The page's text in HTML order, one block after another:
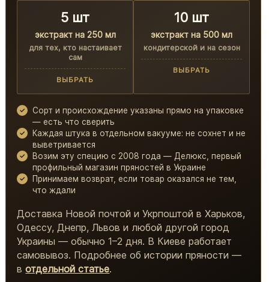
5 шт
экстракт на 250 мл
для тех, кто настаивает
сам
ВЫБРАТЬ
10 шт
экстракт на 500 мл
кондитерской и на сезон
ВЫБРАТЬ
Сорт и происхождение указаны прямо на упаковке
— есть что сверить
Каждая штука в отдельном вакууме: не сохнет и не
выветривается
Возим эту специю с 2008 года — Делюкс, первый
профильный магазин пряностей в Украине
Принимаем возврат, если товар оказался не тем,
что ждали
Доставка Новой почтой и Укрпоштой в Харьков,
Одессу, Днепр, Львов и любой другой город
Украины — обычно 1–2 дня. В Киеве работает
самовывоз. Подробнее об истории пряности —
вотдельной статье.